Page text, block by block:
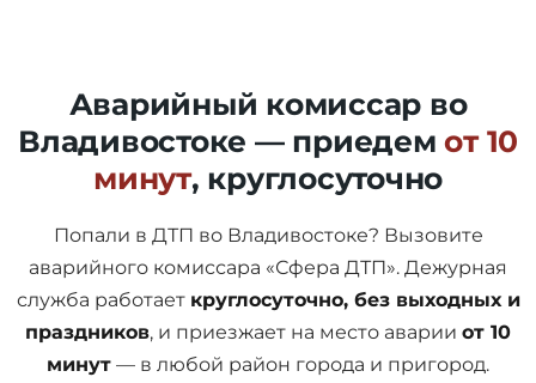
Аварийный комиссар во
Владивостоке — приедемот 10
минут, круглосуточно
Попали в ДТП во Владивостоке? Вызовите
аварийного комиссара «Сфера ДТП». Дежурная
служба работает круглосуточно, без выходных и
праздников, и приезжает на место аварии от 10
минут — в любой район города и пригород.